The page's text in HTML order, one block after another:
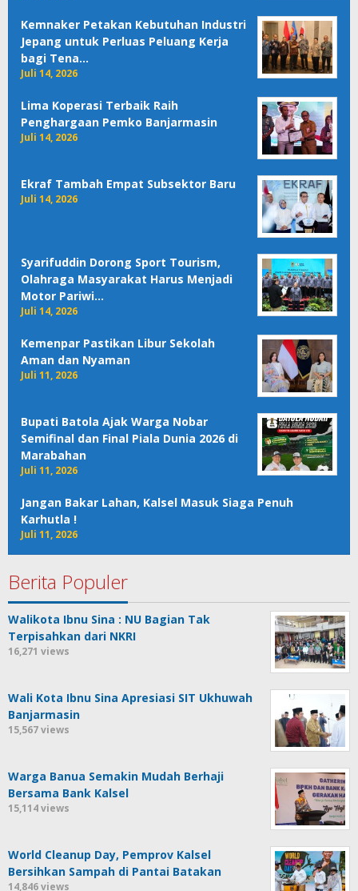
Kemnaker Petakan Kebutuhan Industri
Jepang untuk Perluas Peluang Kerja
bagi Tena…
Juli 14, 2026
Lima Koperasi Terbaik Raih
Penghargaan Pemko Banjarmasin
Juli 14, 2026
Ekraf Tambah Empat Subsektor Baru
Juli 14, 2026
Syarifuddin Dorong Sport Tourism,
Olahraga Masyarakat Harus Menjadi
Motor Pariwi…
Juli 14, 2026
Kemenpar Pastikan Libur Sekolah
Aman dan Nyaman
Juli 11, 2026
Bupati Batola Ajak Warga Nobar
Semifinal dan Final Piala Dunia 2026 di
Marabahan
Juli 11, 2026
Jangan Bakar Lahan, Kalsel Masuk Siaga Penuh
Karhutla !
Juli 11, 2026
Berita Populer
Walikota Ibnu Sina : NU Bagian Tak
Terpisahkan dari NKRI
16,271 views
Wali Kota Ibnu Sina Apresiasi SIT Ukhuwah
Banjarmasin
15,567 views
Warga Banua Semakin Mudah Berhaji
Bersama Bank Kalsel
15,114 views
World Cleanup Day, Pemprov Kalsel
Bersihkan Sampah di Pantai Batakan
14,846 views